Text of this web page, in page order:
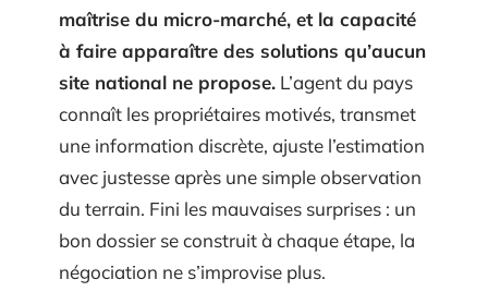
maîtrise du micro-marché, et la capacité
à faire apparaître des solutions qu’aucun
site national ne propose. L’agent du pays
connaît les propriétaires motivés, transmet
une information discrète, ajuste l’estimation
avec justesse après une simple observation
du terrain. Fini les mauvaises surprises : un
bon dossier se construit à chaque étape, la
négociation ne s’improvise plus.